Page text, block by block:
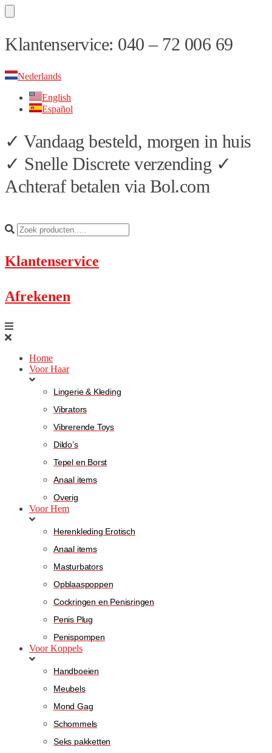
Skip
to
Skip
to
Klantenservice: 040 – 72 006 69
Nederlands
English
Español
✓ Vandaag besteld, morgen in huis
✓ Snelle Discrete verzending ✓
Achteraf betalen via Bol.com
Klantenservice
Afrekenen
Home
Voor Haar
Lingerie & Kleding
Vibrators
Vibrerende Toys
Dildo’s
Tepel en Borst
Anaal items
Overig
Voor Hem
Herenkleding Erotisch
Anaal items
Masturbators
Opblaaspoppen
Cockringen en Penisringen
Penis Plug
Penispompen
Voor Koppels
Handboeien
Meubels
Mond Gag
Schommels
Seks pakketten